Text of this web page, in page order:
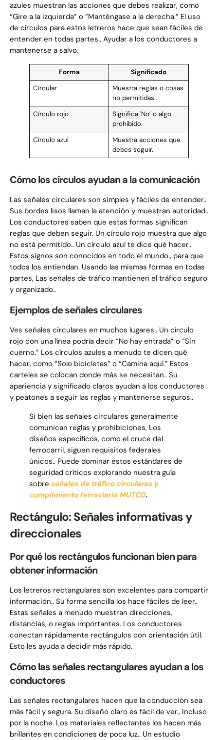
azules muestran las acciones que debes realizar, como
“Gire a la izquierda” o “Manténgase a la derecha.” El uso
de círculos para estos letreros hace que sean fáciles de
entender en todas partes., Ayudar a los conductores a
mantenerse a salvo.
Forma
Significado
Circular
Muestra reglas o cosas
no permitidas..
Círculo rojo
Significa 'No’ o algo
prohibido.
Círculo azul
Muestra acciones que
debes seguir.
Cómo los círculos ayudan a la comunicación
Las señales circulares son simples y fáciles de entender..
Sus bordes lisos llaman la atención y muestran autoridad..
Los conductores saben que estas formas significan
reglas que deben seguir. Un círculo rojo muestra que algo
no está permitido.. Un círculo azul te dice qué hacer..
Estos signos son conocidos en todo el mundo., para que
todos los entiendan. Usando las mismas formas en todas
partes, Las señales de tráfico mantienen el tráfico seguro
y organizado..
Ejemplos de señales circulares
Ves señales circulares en muchos lugares.. Un círculo
rojo con una línea podría decir “No hay entrada” o “Sin
cuerno.” Los círculos azules a menudo te dicen qué
hacer, como “Solo bicicletas” o “Camina aquí.” Estos
carteles se colocan donde más se necesitan.. Su
apariencia y significado claros ayudan a los conductores
y peatones a seguir las reglas y mantenerse seguros..
Si bien las señales circulares generalmente
comunican reglas y prohibiciones, Los
diseños específicos, como el cruce del
ferrocarril, siguen requisitos federales
únicos.. Puede dominar estos estándares de
seguridad críticos explorando nuestra guía
sobre señales de tráfico circulares y
cumplimiento ferroviario MUTCD.
Rectángulo: Señales informativas y
direccionales
Por qué los rectángulos funcionan bien para
obtener información
Los letreros rectangulares son excelentes para compartir
información.. Su forma sencilla los hace fáciles de leer..
Estas señales a menudo muestran direcciones,
distancias, o reglas importantes. Los conductores
conectan rápidamente rectángulos con orientación útil.
Esto les ayuda a decidir más rápido.
Cómo las señales rectangulares ayudan a los
conductores
Las señales rectangulares hacen que la conducción sea
más fácil y segura. Su diseño claro es fácil de ver., Incluso
por la noche. Los materiales reflectantes los hacen más
brillantes en condiciones de poca luz.. Un estudio